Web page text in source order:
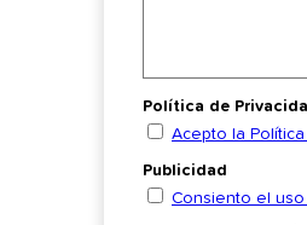
Política de
Acepto la
Publicidad
Consiento el